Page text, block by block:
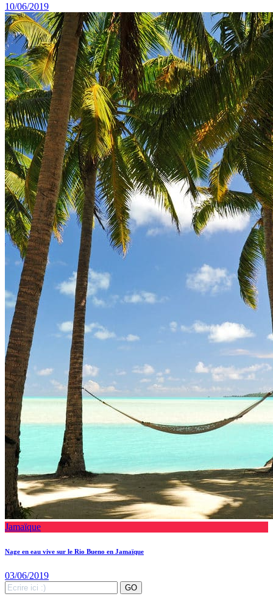
10/06/2019
Jamaïque
Nage en eau vive sur le Rio Bueno en Jamaïque
03/06/2019
Search
for:
GO